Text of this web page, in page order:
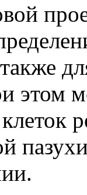
этом